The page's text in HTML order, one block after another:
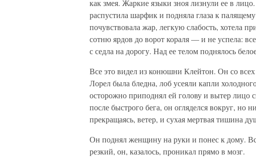
как змея. Жаркие языки зноя лизнули ее в
распустила шарфик и подняла глаза к
почувствовала жар, легкую слабость, хотела
сотню ярдов до ворот кораля — и не успела:
с седла на дорогу. Над ее телом поднялось
Все это видел из конюшни Клейтон. Он со
Лорел была бледна, лоб усеяли капли
осторожно приподнял ей голову и вытер
после быстрого бега, он огляделся вокруг, но
прекращаясь, ветер, и сухая мертвая тишина
Он поднял женщину на руки и понес к дому.
резкий, он, казалось, проникал прямо в мозг.